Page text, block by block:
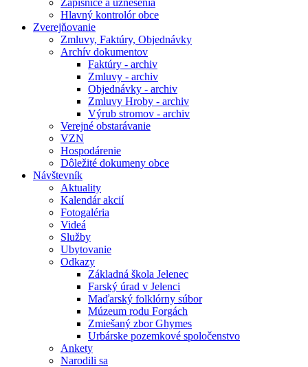
Zápisnice a uznesenia
Hlavný kontrolór obce
Zverejňovanie
Zmluvy, Faktúry, Objednávky
Archív dokumentov
Faktúry - archiv
Zmluvy - archiv
Objednávky - archiv
Zmluvy Hroby - archiv
Výrub stromov - archiv
Verejné obstarávanie
VZN
Hospodárenie
Dôležité dokumeny obce
Návštevník
Aktuality
Kalendár akcií
Fotogaléria
Videá
Služby
Ubytovanie
Odkazy
Základná škola Jelenec
Farský úrad v Jelenci
Maďarský folklórny súbor
Múzeum rodu Forgách
Zmiešaný zbor Ghymes
Urbárske pozemkové spoločenstvo
Ankety
Narodili sa